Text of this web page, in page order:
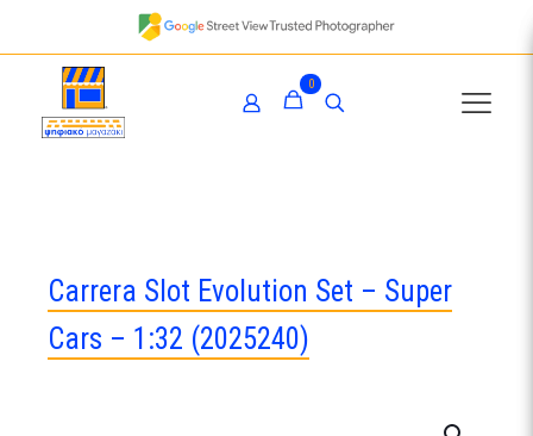
0
Carrera Slot Evolution Set – Super
Cars – 1:32 (2025240)